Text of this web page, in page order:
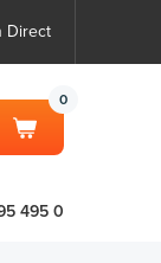
Direct
0
495 0